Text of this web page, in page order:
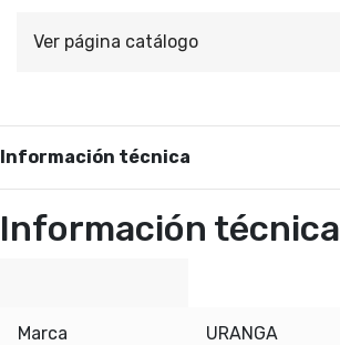
Ver página catálogo
Información técnica
Información técnica
Marca URANGA